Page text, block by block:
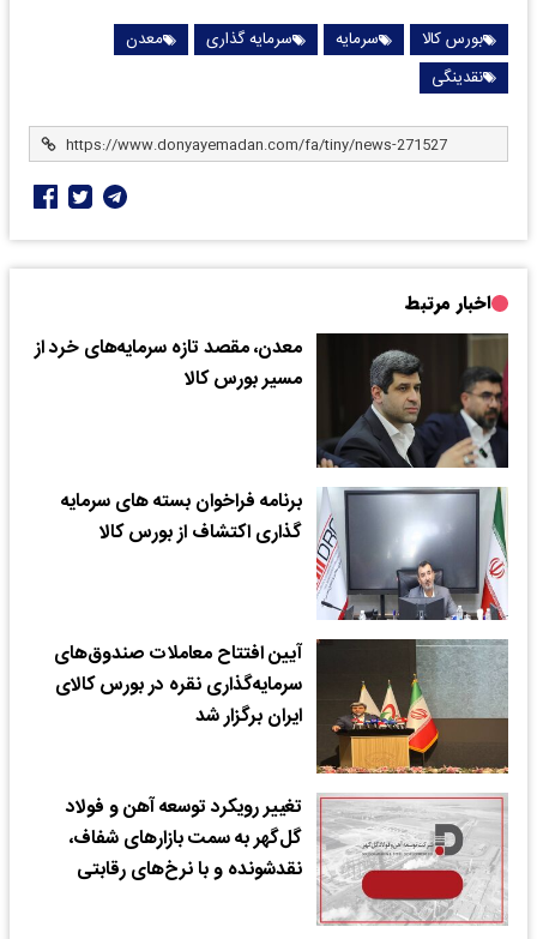
بورس کالا سرمایه سرمایه گذاری
معدن
نقدینگی
اخبار مرتبط
معدن، مقصد تازه سرمایه‌های خرد از
مسیر بورس کالا
برنامه فراخوان بسته های سرمایه
گذاری اکتشاف از بورس کالا
آیین افتتاح معاملات صندوق‌های
سرمایه‌گذاری نقره در بورس کالای
ایران برگزار شد
تغییر رویکرد توسعه آهن و فولاد
گل‌گهر به سمت بازارهای شفاف،
نقدشونده و با نرخ‌های رقابتی